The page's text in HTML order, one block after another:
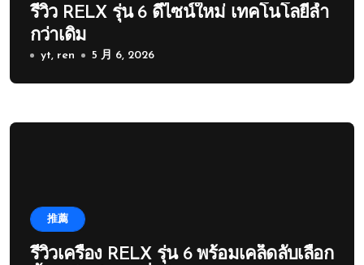
รีวิว RELX รุ่น 6 ดีไซน์ใหม่ เทคโนโลยีล้ำ
กว่าเดิม
yt, ren 5 月 6, 2026
推薦
รีวิวเครื่อง RELX รุ่น 6 พร้อมเคล็ดลับเลือก